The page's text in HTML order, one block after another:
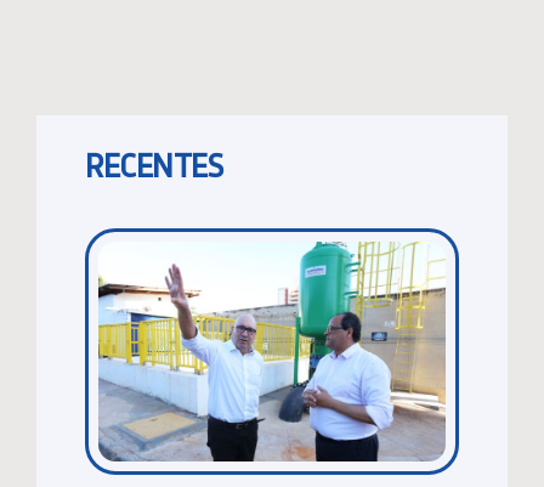
RECENTES